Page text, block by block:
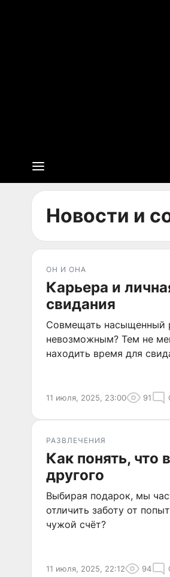
Новости и
ОН И ОНА
Карьера и
свидания
Совмещать насыщенный
невозможным? Тем не
находить время для
11 июля, 2025, 23:00 91
РАЗВЛЕЧЕНИЯ
Как понять, что
другого
Выбирая подарок, мы
отличить заботу от
чужой счёт?
11 июля, 2025, 22:12 94